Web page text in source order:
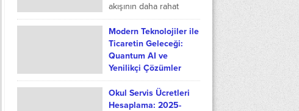
mobil görünümü ve
uygulama şeklinde...
akışının daha rahat
yapılması için tercih
edilen bu ilaç sayesinde
daha da rahat nefes
alabilmek mümkündür.
Diğer ilaçlarda...
Modern Teknolojiler ile
Ticaretin Geleceği:
Quantum AI ve
Yenilikçi Çözümler
Giriş Teknoloji, finansal
piyasalarda ve ticarette
büyük değişimlere yol
Okul Servis Ücretleri
Hesaplama: 2025-